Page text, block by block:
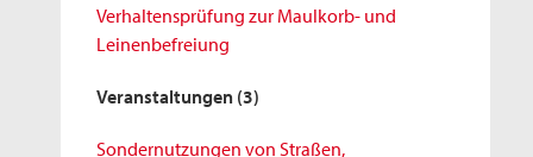
Verhaltensprüfung zur Maulkorb- und
Leinenbefreiung
Veranstaltungen (3)
Sondernutzungen von Straßen,